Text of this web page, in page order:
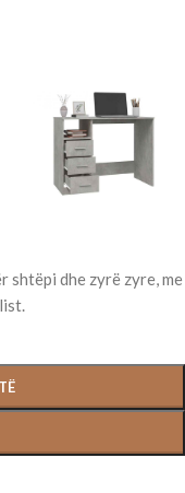
shtëpi dhe zyrë zyre, me